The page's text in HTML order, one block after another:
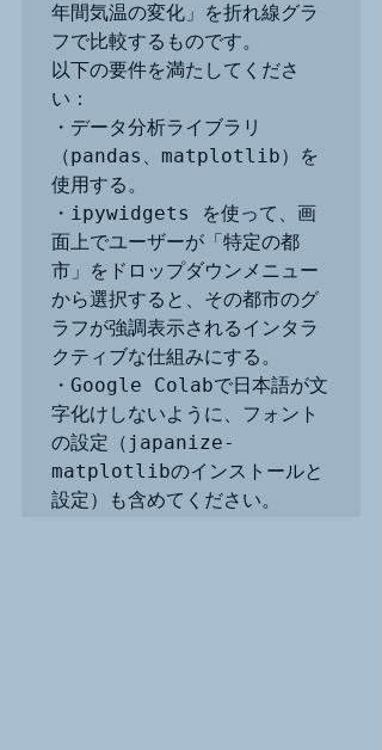
年間気温の変化」を折れ線グラ
フで比較するものです。
以下の要件を満たしてくださ
い：
・データ分析ライブラリ
（pandas、matplotlib）を
使用する。
・ipywidgets を使って、画
面上でユーザーが「特定の都
市」をドロップダウンメニュー
から選択すると、その都市のグ
ラフが強調表示されるインタラ
クティブな仕組みにする。
・Google Colabで日本語が文
字化けしないように、フォント
の設定（japanize-
matplotlibのインストールと
設定）も含めてください。